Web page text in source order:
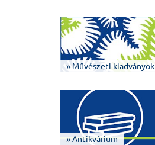
» Művészeti kiadványok
» Antikvárium